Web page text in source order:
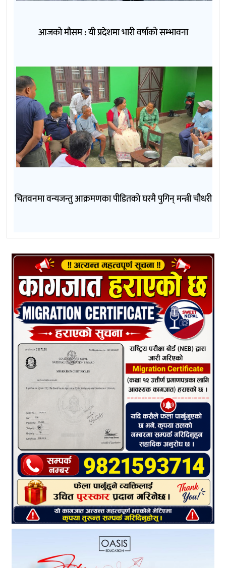
आजको मौसम : यी प्रदेशमा भारी वर्षाको सम्भावना
चितवनमा वन्यजन्तु आक्रमणका पीडितको घरमै पुगिन् मन्त्री चौधरी